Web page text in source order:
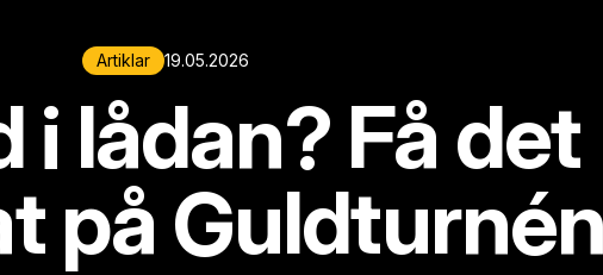
Artiklar 19.05.2026
i lådan? Få det
på Guldturnén